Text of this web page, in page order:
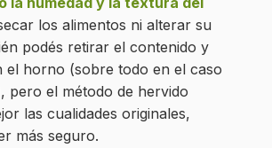
los alimentos ni alterar su
podés retirar el contenido y
el horno (sobre todo en el caso
pero el método de hervido
las cualidades originales,
más seguro.